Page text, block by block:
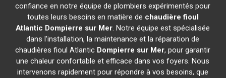
confiance en notre équipe de plombiers expérimentés pour
toutes leurs besoins en matière de chaudière fioul
Atlantic Dompierre sur Mer. Notre équipe est spécialisée
dans l'installation, la maintenance et la réparation de
chaudières fioul Atlantic Dompierre sur Mer, pour garantir
une chaleur confortable et efficace dans vos foyers. Nous
intervenons rapidement pour répondre à vos besoins, que